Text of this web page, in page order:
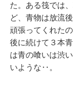
た。ある筏では
ど、青物は放流
頑張ってくれた
後に続けて３本
は青の喰いは渋
いような‥。